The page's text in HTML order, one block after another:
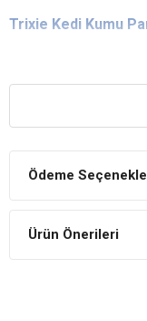
Trixie Kedi Kumu
Ödeme
Ürün Önerileri